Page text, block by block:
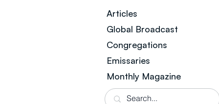
Articles
Global Broadcast
Congregations
Emissaries
Monthly Magazine